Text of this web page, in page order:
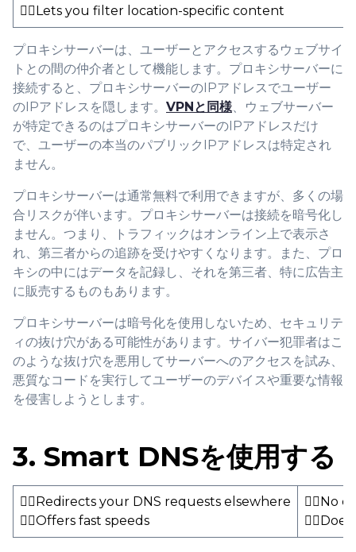
👍🏻Lets you filter location-specific content
プロキシサーバーは、ユーザーとアクセスするウェブサイ
トとの間の仲介者として機能します。プロキシサーバーに
接続すると、プロキシサーバーのIPアドレスでユーザー
のIPアドレスを隠します。 VPNと同様、ウェブサーバー
が特定できるのはプロキシサーバーのIPアドレスだけ
で、ユーザーの本当のパブリックIPアドレスは特定され
ません。
プロキシサーバーは通常無料で利用できますが、多くの場
合リスクが伴います。プロキシサーバーは接続を暗号化し
ません。つまり、トラフィックはオンライン上で表示さ
れ、第三者からの追跡を受けやすくなります。また、プロ
キシの中にはデータを記録し、それを第三者、特に広告主
に販売するものもあります。
プロキシサーバーは暗号化を使用しないため、セキュリテ
ィの抜け穴がある可能性があります。サイバー犯罪者はこ
のような抜け穴を悪用してサーバーへのアクセスを試み、
悪質なコードを実行してユーザーのデバイスや重要な情報
を侵害しようとします。
3. Smart DNSを使用する
👍🏻Redirects your DNS requests elsewhere
👍🏻Offers fast speeds
👎🏻No